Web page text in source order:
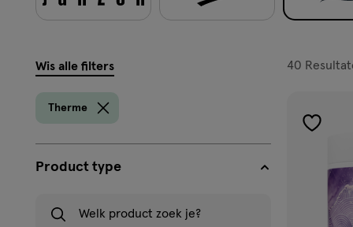
filters
Wis alle filters
Therme
Product type
40